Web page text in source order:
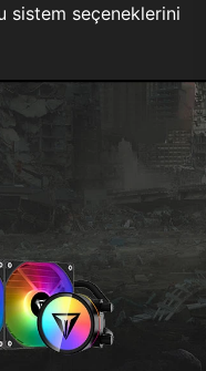
sistem seçeneklerini